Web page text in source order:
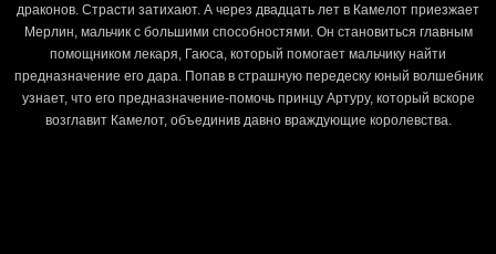
драконов. Страсти затихают. А через двадцать лет в Камелот приезжает
Мерлин, мальчик с большими способностями. Он становиться главным
помощником лекаря, Гаюса, который помогает мальчику найти
предназначение его дара. Попав в страшную передеску юный волшебник
узнает, что его предназначение-помочь принцу Артуру, который вскоре
возглавит Камелот, объединив давно враждующие королевства.